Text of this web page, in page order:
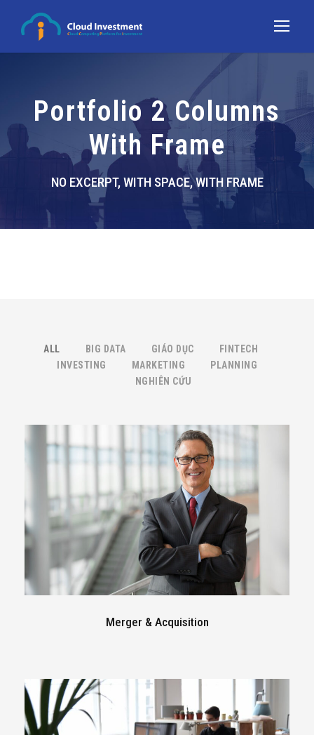
Portfolio 2 Columns
With Frame
NO EXCERPT, WITH SPACE, WITH FRAME
ALL BIG DATA GIÁO DỤC
FINTECH
INVESTING
MARKETING
PLANNING
NGHIÊN CỨU
Merger & Acquisition